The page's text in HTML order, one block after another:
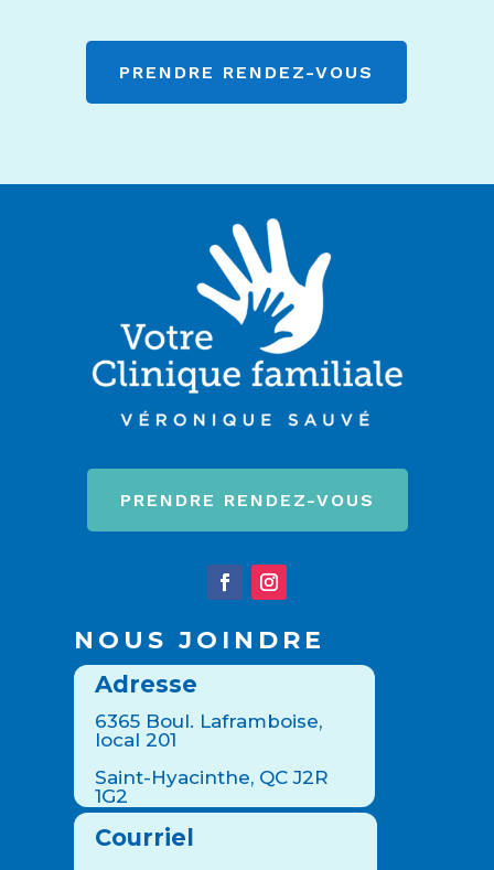
PRENDRE RENDEZ-VOUS
PRENDRE RENDEZ-VOUS
NOUS JOINDRE
Adresse
6365 Boul. Laframboise,
local 201
Saint-Hyacinthe, QC J2R
1G2
Courriel